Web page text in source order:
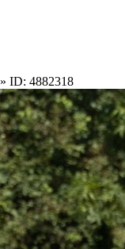
» ID: 4882318